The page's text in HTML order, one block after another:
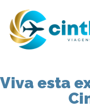
Viva esta